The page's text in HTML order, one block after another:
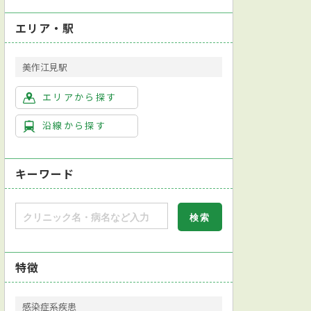
エリア・駅
美作江見駅
エリアから探す
沿線から探す
キーワード
特徴
感染症系疾患